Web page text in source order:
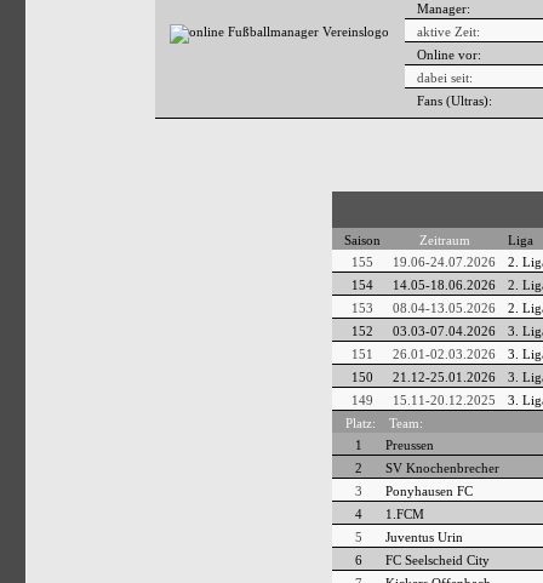
Manager:
aktive Zeit:
Online vor:
dabei seit:
Fans (Ultras):
Saison Zeitraum
Liga
155
19.06-24.07.2026
2.
154
14.05-18.06.2026
2.
153
08.04-13.05.2026
2.
152
03.03-07.04.2026
3.
151
26.01-02.03.2026
3.
150
21.12-25.01.2026
3.
149
15.11-20.12.2025
3.
Platz:
Team:
1
Preussen
2
SV Knochenbrecher
3
Ponyhausen FC
4
1.FCM
5
Juventus Urin
6
FC Seelscheid City